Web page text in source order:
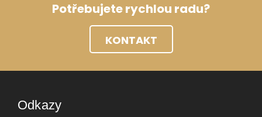
Potřebujete rychlou radu?
KONTAKT
Odkazy